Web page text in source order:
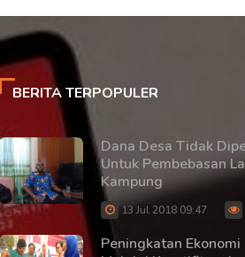
BERITA TERPOPULER
Dana Desa Tidak
Untuk Pembebasan
Kampung
13 Jul 2018 09:47
Peningkatan